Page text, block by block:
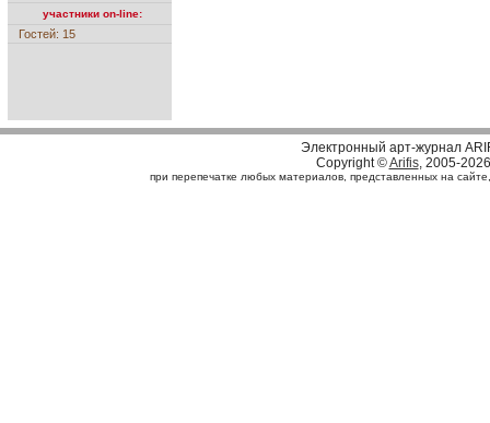
участники on-line:
Гостей: 15
Электронный арт-журнал
Copyright ©Arifis, 2005-2026
при перепечатке любых материалов, представленных на